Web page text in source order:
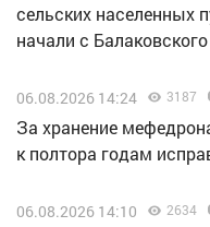
сельских населенных
начали с
06.08.2026 14:24 3187
За хранение
к полтора годам
06.08.2026 14:10 2634